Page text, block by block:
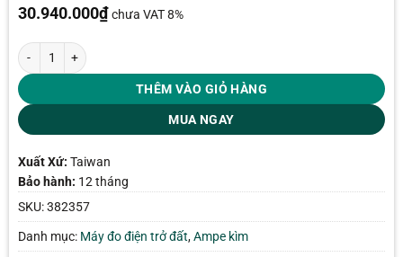
30.940.000₫ chưa VAT 8%
Ampe kìm đo điện trở đất Extech 382357 số lượng
THÊM VÀO GIỎ HÀNG
MUA NGAY
Xuất Xứ: Taiwan
Bảo hành: 12 tháng
SKU:382357
Danh mục: Máy đo điện trở đất,Ampe kìm